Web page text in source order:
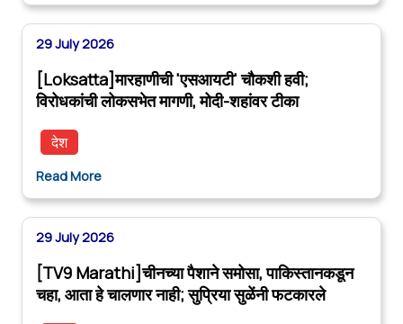
29 July 2026
[Loksatta]मारहाणीची 'एसआयटी' चौकशी हवी;
विरोधकांची लोकसभेत मागणी, मोदी-शहांवर टीका
देश
Read More
29 July 2026
[TV9 Marathi]चीनच्या पैशाने समोसा, पाकिस्तानकडून
चहा, आता हे चालणार नाही; सुप्रिया सुळेंनी फटकारले